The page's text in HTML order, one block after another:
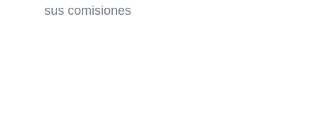
sus comisiones